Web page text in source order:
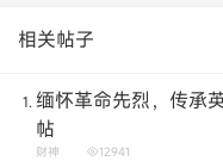
相关帖子
缅怀革命先烈，传承
帖
财神 12941